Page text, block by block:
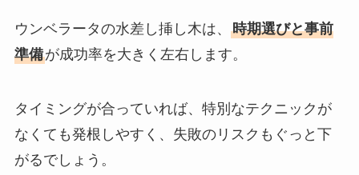
ウンベラータの水差し挿し木は、 時期選びと事前
準備が成功率を大きく左右します。
タイミングが合っていれば、特別なテクニックが
なくても発根しやすく、失敗のリスクもぐっと下
がるでしょう。